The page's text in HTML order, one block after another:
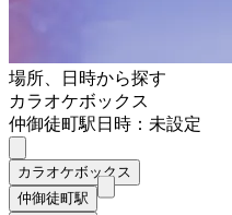
場所、日時から探す
カラオケボックス
仲御徒町駅日時：未設定
カラオケボックス
仲御徒町駅